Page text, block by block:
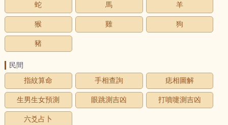
蛇 馬 羊
猴 雞 狗
豬
民間
指紋算命
手相查詢 痣相圖解
生男生女預測 眼跳測吉凶 打噴嚏測吉凶
六爻占卜